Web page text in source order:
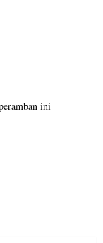
ini